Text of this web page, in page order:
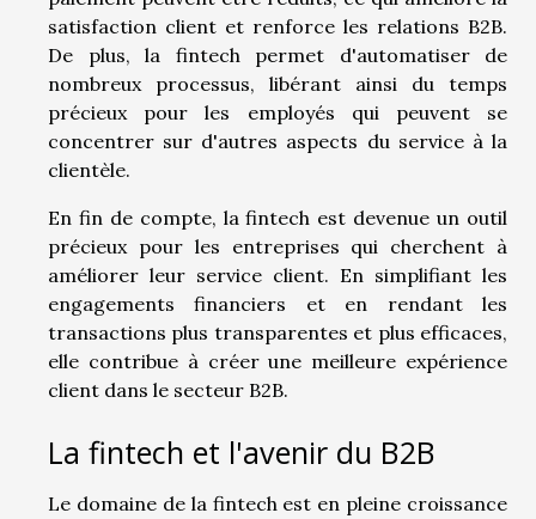
satisfaction client et renforce les relations B2B.
De plus, la fintech permet d'automatiser de
nombreux processus, libérant ainsi du temps
précieux pour les employés qui peuvent se
concentrer sur d'autres aspects du service à la
clientèle.
En fin de compte, la fintech est devenue un outil
précieux pour les entreprises qui cherchent à
améliorer leur service client. En simplifiant les
engagements financiers et en rendant les
transactions plus transparentes et plus efficaces,
elle contribue à créer une meilleure expérience
client dans le secteur B2B.
La fintech et l'avenir du B2B
Le domaine de la fintech est en pleine croissance